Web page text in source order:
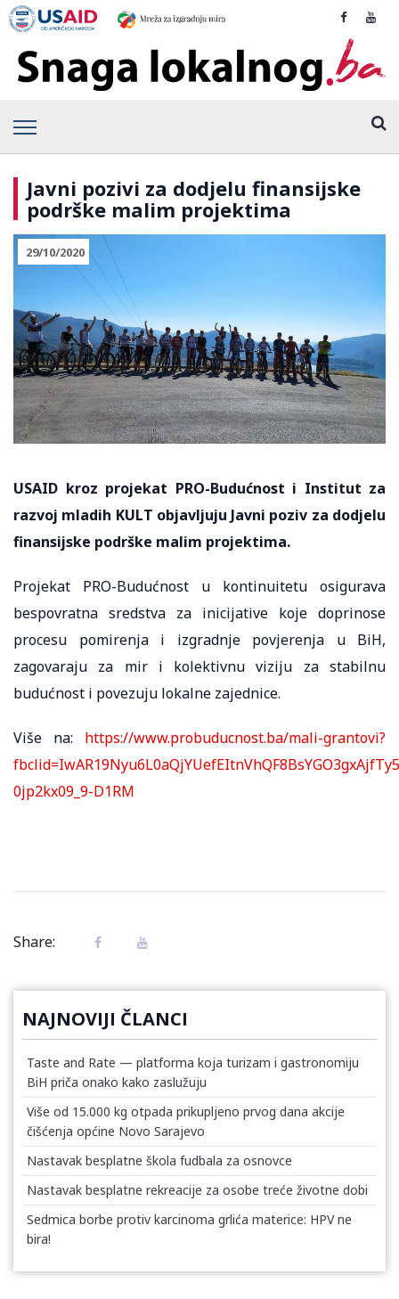
Javni pozivi za dodjelu finansijske
podrške malim projektima
29/10/2020
USAID kroz projekat PRO-Budućnost i Institut za
razvoj mladih KULT objavljuju Javni poziv za dodjelu
finansijske podrške malim projektima.
Projekat PRO-Budućnost u kontinuitetu osigurava
bespovratna sredstva za inicijative koje doprinose
procesu pomirenja i izgradnje povjerenja u BiH,
zagovaraju za mir i kolektivnu viziju za stabilnu
budućnost i povezuju lokalne zajednice.
Više na: https://www.probuducnost.ba/mali-grantovi?
0jp2kx09_9-D1RM
Share:
NAJNOVIJI ČLANCI
Taste and Rate — platforma koja turizam i gastronomiju
BiH priča onako kako zaslužuju
Više od 15.000 kg otpada prikupljeno prvog dana akcije
čišćenja općine Novo Sarajevo
Nastavak besplatne škola fudbala za osnovce
Nastavak besplatne rekreacije za osobe treće životne dobi
Sedmica borbe protiv karcinoma grlića materice: HPV ne
bira!